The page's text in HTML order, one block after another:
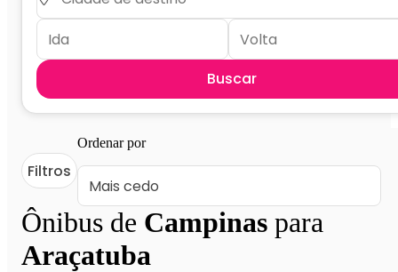
Buscar
Ônibus de Campinas para
Araçatuba
Filtros
Ordenar por